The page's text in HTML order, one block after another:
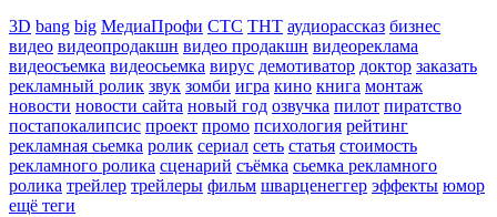
3D bang big МедиаПрофи СТС ТНТ аудиорассказ бизнес
видео видеопродакшн видео продакшн видеореклама
видеосъемка видеосьемка вирус демотиватор доктор заказать
рекламный ролик звук зомби игра кино книга монтаж
новости новости сайта новый год озвучка пилот пиратство
постапокалипсис проект промо психология рейтинг
рекламная сьемка ролик сериал сеть статья стоимость
рекламного ролика сценарий съёмка сьемка рекламного
ролика трейлер трейлеры фильм шварценеггер эффекты юмор
ещё теги